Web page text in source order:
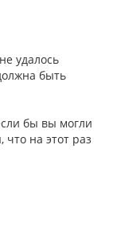
удалось
быть
бы вы могли
на этот раз